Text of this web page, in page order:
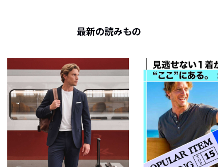
最新の読みもの